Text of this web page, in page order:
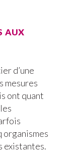
aux
d’une
mesures
ont quant
organismes
existantes.